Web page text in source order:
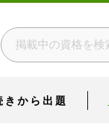
きから出題